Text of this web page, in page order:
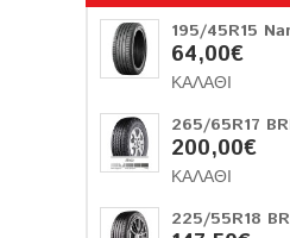
64,00€
ΚΑΛΆΘΙ
200,00€
ΚΑΛΆΘΙ